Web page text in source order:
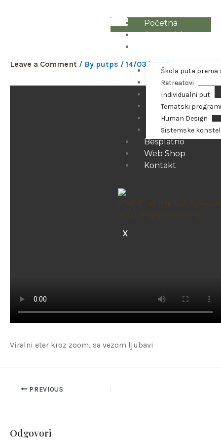
Početna
O autorici
sebi
Škola puta prema
Retreatovi
Individualni put
Tematski programi
Human Design
Sistemske
Besplatno
Web Shop
Kontakt
X
Darovi duše (radionica)
Leave a Comment / By putps / 14/03/2025
Viralni eter kroz zoom, sa vezom ljubavi
PREVIOUS
Odgovori